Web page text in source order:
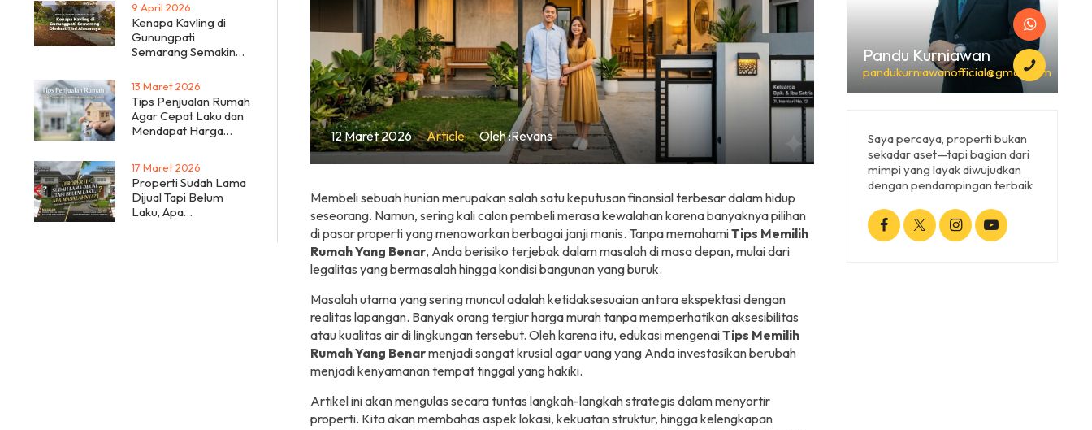
12 Maret 2026 Article Oleh :Revans
Membeli sebuah hunian merupakan salah satu keputusan finansial terbesar dalam hidup
seseorang. Namun, sering kali calon pembeli merasa kewalahan karena banyaknya pilihan
di pasar properti yang menawarkan berbagai janji manis. Tanpa memahamiTips Memilih
Rumah Yang Benar, Anda berisiko terjebak dalam masalah di masa depan, mulai dari
legalitas yang bermasalah hingga kondisi bangunan yang buruk.
Masalah utama yang sering muncul adalah ketidaksesuaian antara ekspektasi dengan
realitas lapangan. Banyak orang tergiur harga murah tanpa memperhatikan aksesibilitas
atau kualitas air di lingkungan tersebut. Oleh karena itu, edukasi mengenaiTips Memilih
Rumah Yang Benarmenjadi sangat krusial agar uang yang Anda investasikan berubah
menjadi kenyamanan tempat tinggal yang hakiki.
Artikel ini akan mengulas secara tuntas langkah-langkah strategis dalam menyortir
properti. Kita akan membahas aspek lokasi, kekuatan struktur, hingga kelengkapan
9 April 2026
Kenapa Kavling di
Gunungpati
Semarang Semakin
Alasannya
13 Maret 2026
Tips Penjualan Rumah
Agar Cepat Laku dan
Mendapat Harga
17 Maret 2026
Properti Sudah Lama
Dijual Tapi Belum
Laku, Apa
Pandu Kurniawan
pandukurniawanofficial@gmail.com
Saya percaya, properti bukan
sekadar aset—tapi bagian dari
mimpi yang layak diwujudkan
dengan pendampingan terbaik